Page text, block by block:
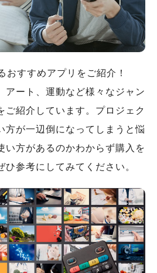
おすすめアプリをご紹介！
アート、運動など様々なジャン
ご紹介しています。プロジェク
方が一辺倒になってしまうと悩
い方があるのかわからず購入を
参考にしてみてください。